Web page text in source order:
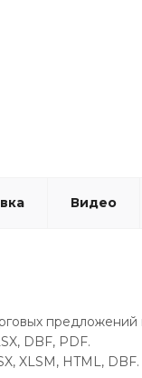
Видео
DBF, PDF.
XLSM, HTML, DBF.